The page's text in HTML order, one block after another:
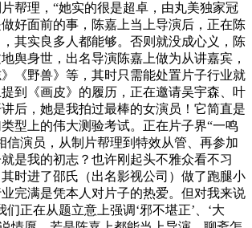
帮理，“她实的很是超卓，由丸美独家冠
好面前的事，陈嘉上当上导演后，正在陈
其实良多人都能够。否则就没成心义，陈
舆身世，出名导演陈嘉上做为从讲嘉宾，
《野兽》等，其时只需能处置片子行业就
到《画皮》的履历，正在邀请吴宇森、叶
后，她是我拍过最棒的女演员！它简直是
型上的伟大测验考试。正在片子界“一鸣
信演员，从制片帮理到特效从管、再参加
是我的初志？也许刚起头不雅众看不习
时进了邵氏（出名影视公司）做了跑腿小
完满是凭本人对片子的热爱。但对我来说
们正在从题立意上强调‘邪不堪正’、‘大